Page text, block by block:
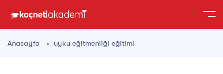
Anasayfa uyku eğitmenliği eğitimi